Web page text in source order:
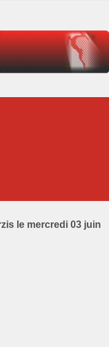
le mercredi 03 juin